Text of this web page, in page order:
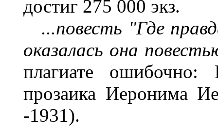
достиг 275 000 экз.
...повесть "Где
оказалась она
плагиате
прозаика Иеронима
-1931).